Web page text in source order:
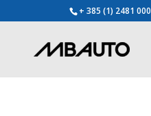
+ 385 (1) 2481 000